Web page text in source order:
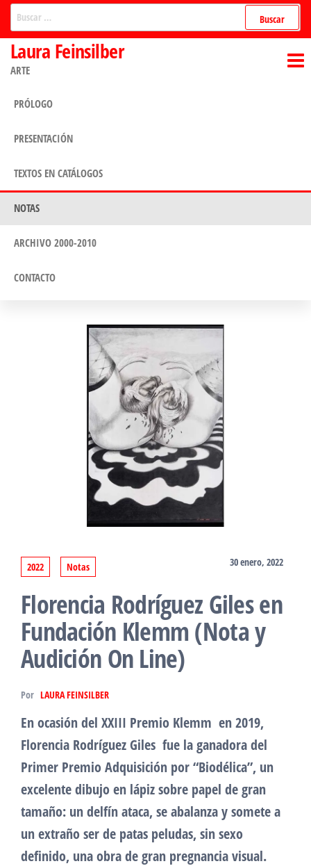
Saltar
contenido
Laura Feinsilber
ARTE
PRÓLOGO
PRESENTACIÓN
TEXTOS EN CATÁLOGOS
NOTAS
ARCHIVO 2000-2010
CONTACTO
2022 Notas 30 enero, 2022
Florencia Rodríguez Giles en
Fundación Klemm (Nota y
Audición On Line)
Por LAURA FEINSILBER
En ocasión del XXIII Premio Klemm en 2019,
Florencia Rodríguez Giles fue la ganadora del
Primer Premio Adquisición por “Biodélica”, un
excelente dibujo en lápiz sobre papel de gran
tamaño: un delfín ataca, se abalanza y somete a
un extraño ser de patas peludas, sin sexo
definido, una obra de gran pregnancia visual.